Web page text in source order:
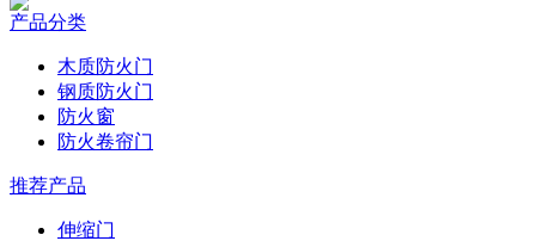
产品分类
木质防火门
钢质防火门
防火窗
防火卷帘门
推荐产品
伸缩门